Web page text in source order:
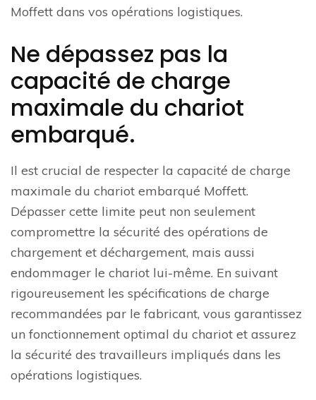
Moffett dans vos opérations logistiques.
Ne dépassez pas la
capacité de charge
maximale du chariot
embarqué.
Il est crucial de respecter la capacité de charge
maximale du chariot embarqué Moffett.
Dépasser cette limite peut non seulement
compromettre la sécurité des opérations de
chargement et déchargement, mais aussi
endommager le chariot lui-même. En suivant
rigoureusement les spécifications de charge
recommandées par le fabricant, vous garantissez
un fonctionnement optimal du chariot et assurez
la sécurité des travailleurs impliqués dans les
opérations logistiques.